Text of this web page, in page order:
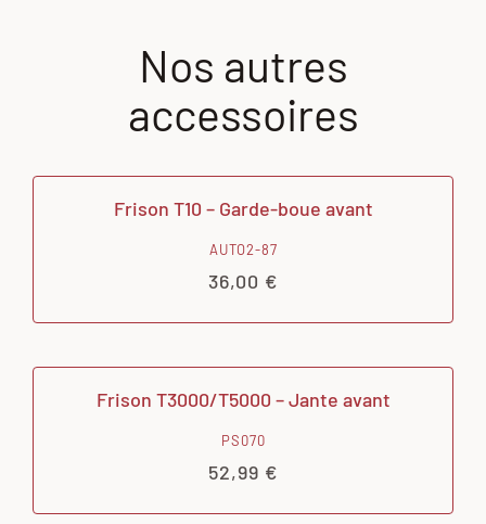
Nos autres
accessoires
Frison T10 – Garde-boue avant
AUTO2-87
36,00 €
Frison T3000/T5000 – Jante avant
PS070
52,99 €